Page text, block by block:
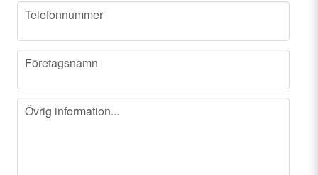
phone
Telefonnummer
company
Företagsnamn
message
Övrig information...